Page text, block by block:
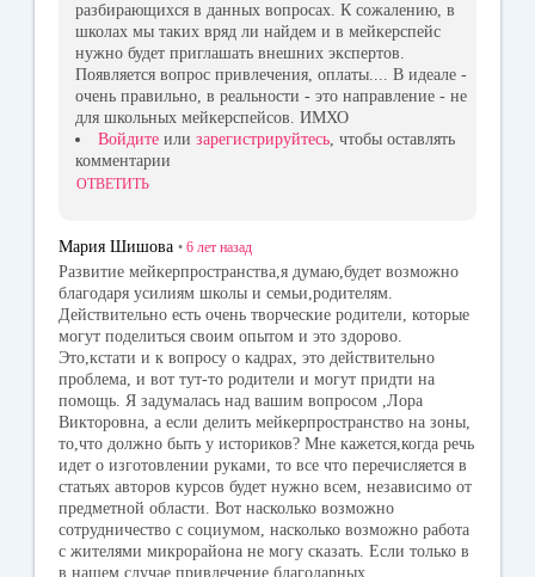
разбирающихся в данных вопросах. К сожалению, в
школах мы таких вряд ли найдем и в мейкерспейс
нужно будет приглашать внешних экспертов.
Появляется вопрос привлечения, оплаты.... В идеале -
очень правильно, в реальности - это направление - не
для школьных мейкерспейсов. ИМХО
Войдите или зарегистрируйтесь, чтобы оставлять
комментарии
ОТВЕТИТЬ
Мария Шишова • 6 лет назад
Развитие мейкерпространства,я думаю,будет возможно
благодаря усилиям школы и семьи,родителям.
Действительно есть очень творческие родители, которые
могут поделиться своим опытом и это здорово.
Это,кстати и к вопросу о кадрах, это действительно
проблема, и вот тут-то родители и могут придти на
помощь. Я задумалась над вашим вопросом ,Лора
Викторовна, а если делить мейкерпространство на зоны,
то,что должно быть у историков? Мне кажется,когда речь
идет о изготовлении руками, то все что перечисляется в
статьях авторов курсов будет нужно всем, независимо от
предметной области. Вот насколько возможно
сотрудничество с социумом, насколько возможно работа
с жителями микрорайона не могу сказать. Если только в
в нашем случае привлечение благодарных